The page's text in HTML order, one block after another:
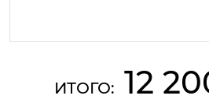
ИТОГО: 12